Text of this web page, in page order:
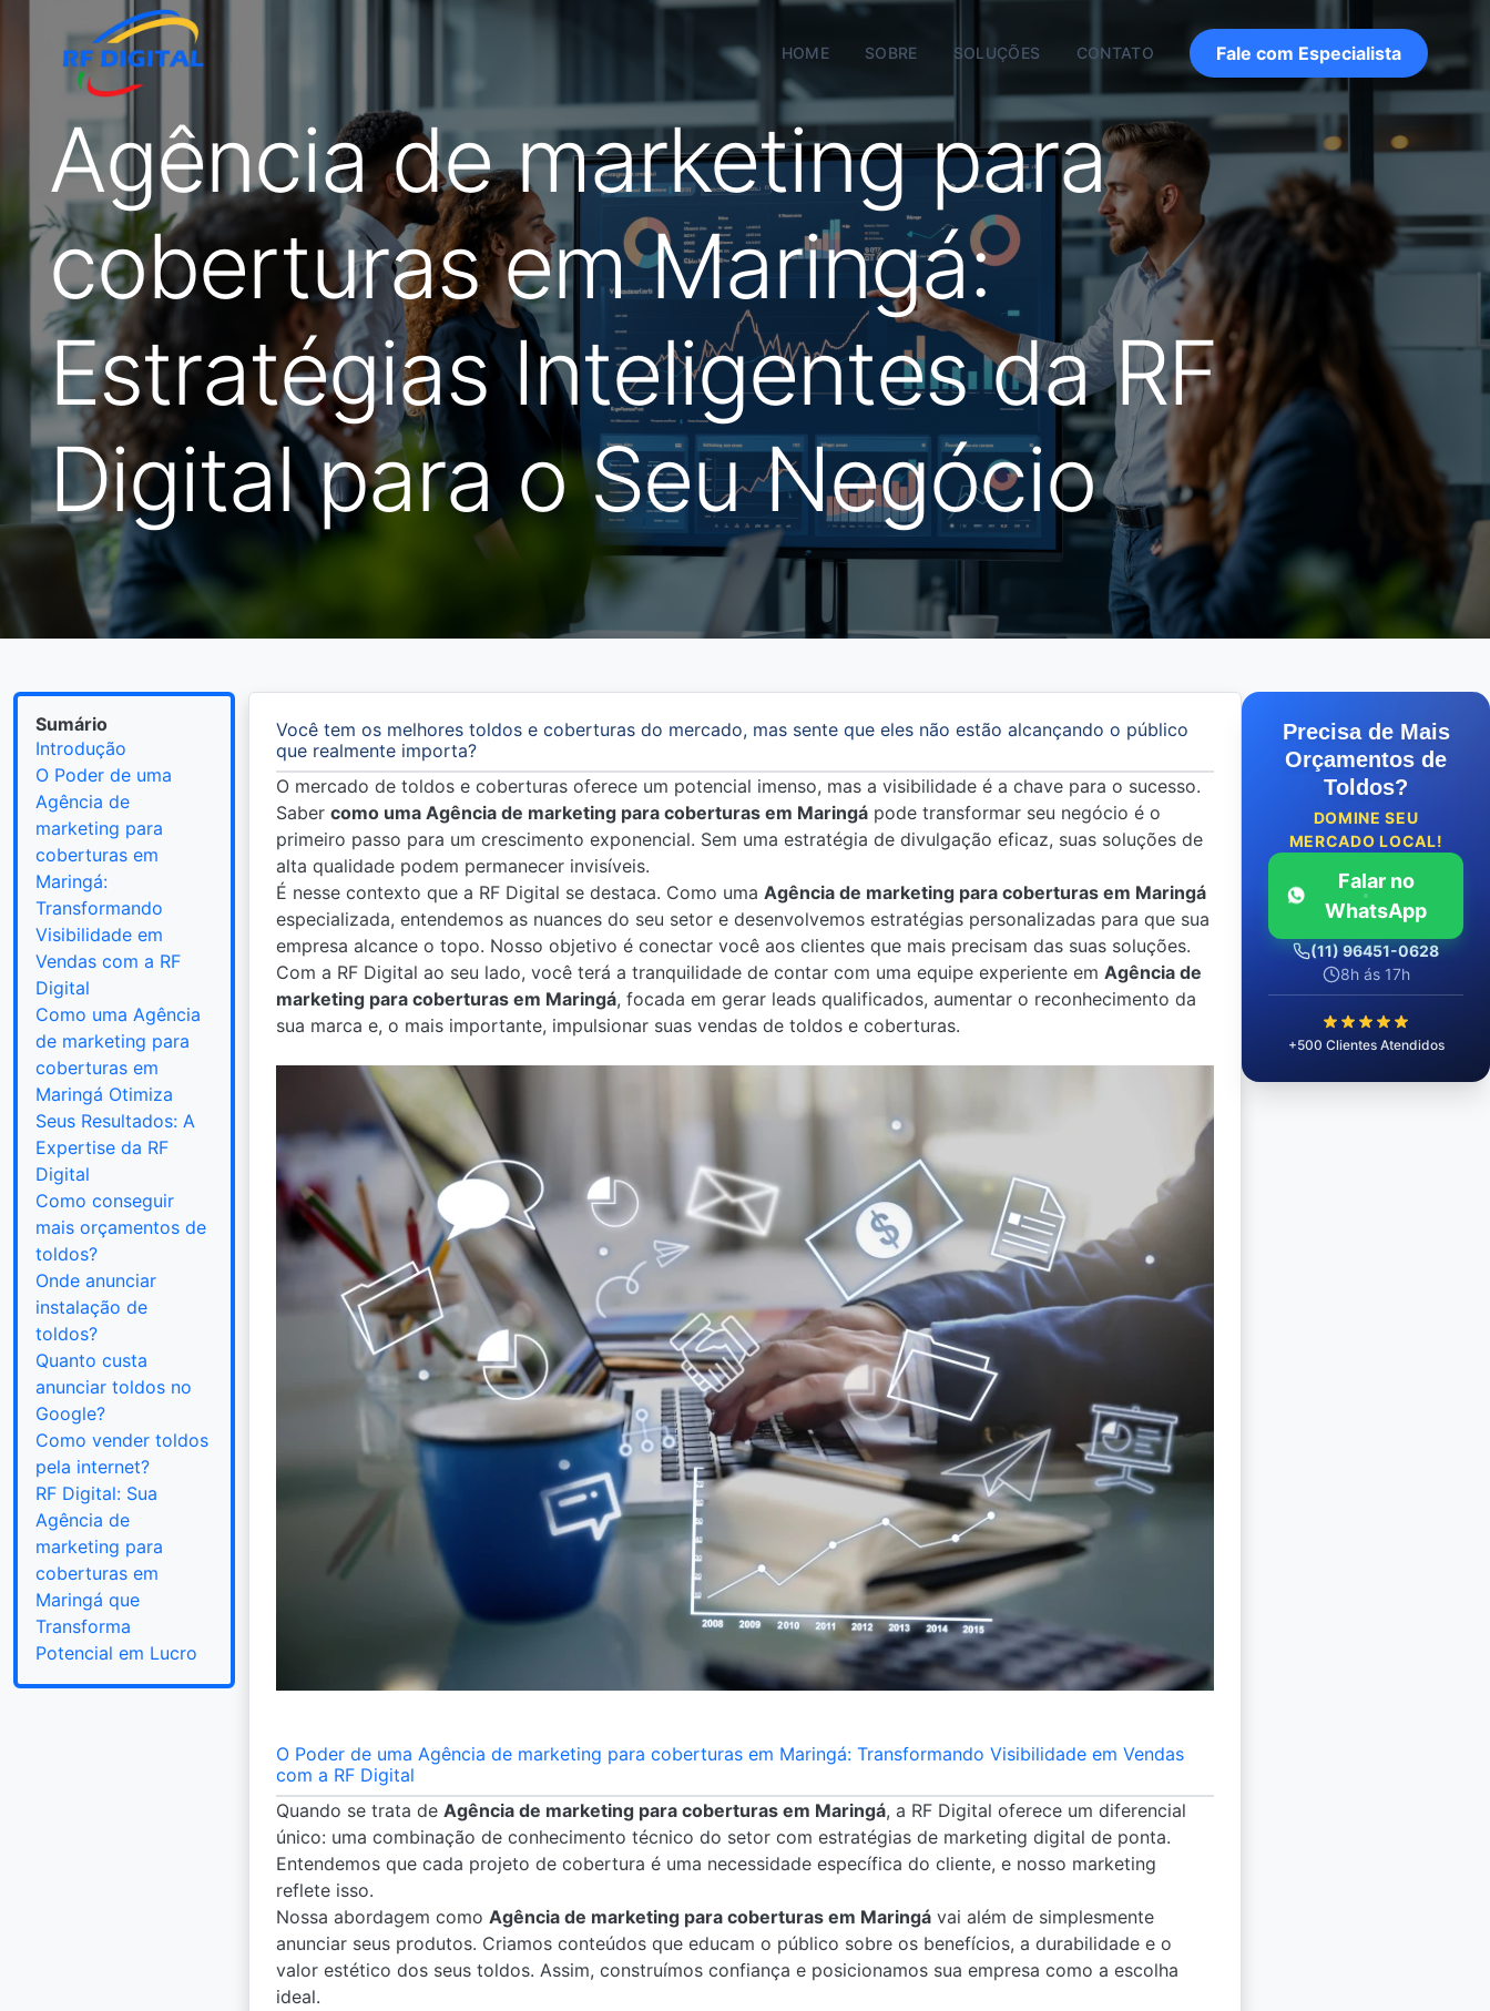
HOME SOBRE SOLUÇÕES CONTATO Fale com Especialista
Agência de marketing para
coberturas em Maringá:
Estratégias Inteligentes da RF
Digital para o Seu Negócio
Sumário
Introdução
O Poder de uma
Agência de
marketing para
coberturas em
Maringá:
Transformando
Visibilidade em
Vendas com a RF
Digital
Como uma Agência
de marketing para
coberturas em
Maringá Otimiza
Seus Resultados: A
Expertise da RF
Digital
Como conseguir
mais orçamentos de
toldos?
Onde anunciar
instalação de
toldos?
Quanto custa
anunciar toldos no
Google?
Como vender toldos
pela internet?
RF Digital: Sua
Agência de
marketing para
coberturas em
Maringá que
Transforma
Potencial em Lucro
Você tem os melhores toldos e coberturas do mercado, mas sente que eles não estão alcançando o público
que realmente importa?
O mercado de toldos e coberturas oferece um potencial imenso, mas a visibilidade é a chave para o sucesso.
Saber como uma Agência de marketing para coberturas em Maringá pode transformar seu negócio é o
primeiro passo para um crescimento exponencial. Sem uma estratégia de divulgação eficaz, suas soluções de
alta qualidade podem permanecer invisíveis.
É nesse contexto que a RF Digital se destaca. Como uma Agência de marketing para coberturas em Maringá
especializada, entendemos as nuances do seu setor e desenvolvemos estratégias personalizadas para que sua
empresa alcance o topo. Nosso objetivo é conectar você aos clientes que mais precisam das suas soluções.
Com a RF Digital ao seu lado, você terá a tranquilidade de contar com uma equipe experiente em Agência de
marketing para coberturas em Maringá, focada em gerar leads qualificados, aumentar o reconhecimento da
sua marca e, o mais importante, impulsionar suas vendas de toldos e coberturas.
O Poder de uma Agência de marketing para coberturas em Maringá: Transformando Visibilidade em Vendas
com a RF Digital
Quando se trata de Agência de marketing para coberturas em Maringá, a RF Digital oferece um diferencial
único: uma combinação de conhecimento técnico do setor com estratégias de marketing digital de ponta.
Entendemos que cada projeto de cobertura é uma necessidade específica do cliente, e nosso marketing
reflete isso.
Nossa abordagem como Agência de marketing para coberturas em Maringá vai além de simplesmente
anunciar seus produtos. Criamos conteúdos que educam o público sobre os benefícios, a durabilidade e o
valor estético dos seus toldos. Assim, construímos confiança e posicionamos sua empresa como a escolha
ideal.
Precisa de Mais
Orçamentos de
Toldos?
DOMINE SEU
MERCADO LOCAL!
Falar no
WhatsApp
(11) 96451-0628
8h ás 17h
+500 Clientes Atendidos